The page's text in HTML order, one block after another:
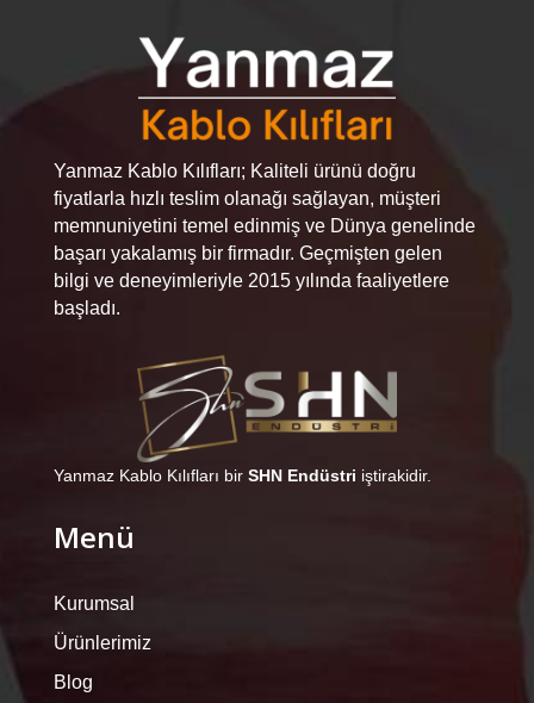
Yanmaz Kablo Kılıfları; Kaliteli ürünü doğru
fiyatlarla hızlı teslim olanağı sağlayan, müşteri
memnuniyetini temel edinmiş ve Dünya genelinde
başarı yakalamış bir firmadır. Geçmişten gelen
bilgi ve deneyimleriyle 2015 yılında faaliyetlere
başladı.
Yanmaz Kablo Kılıfları bir SHN Endüstri iştirakidir.
Menü
Kurumsal
Ürünlerimiz
Blog